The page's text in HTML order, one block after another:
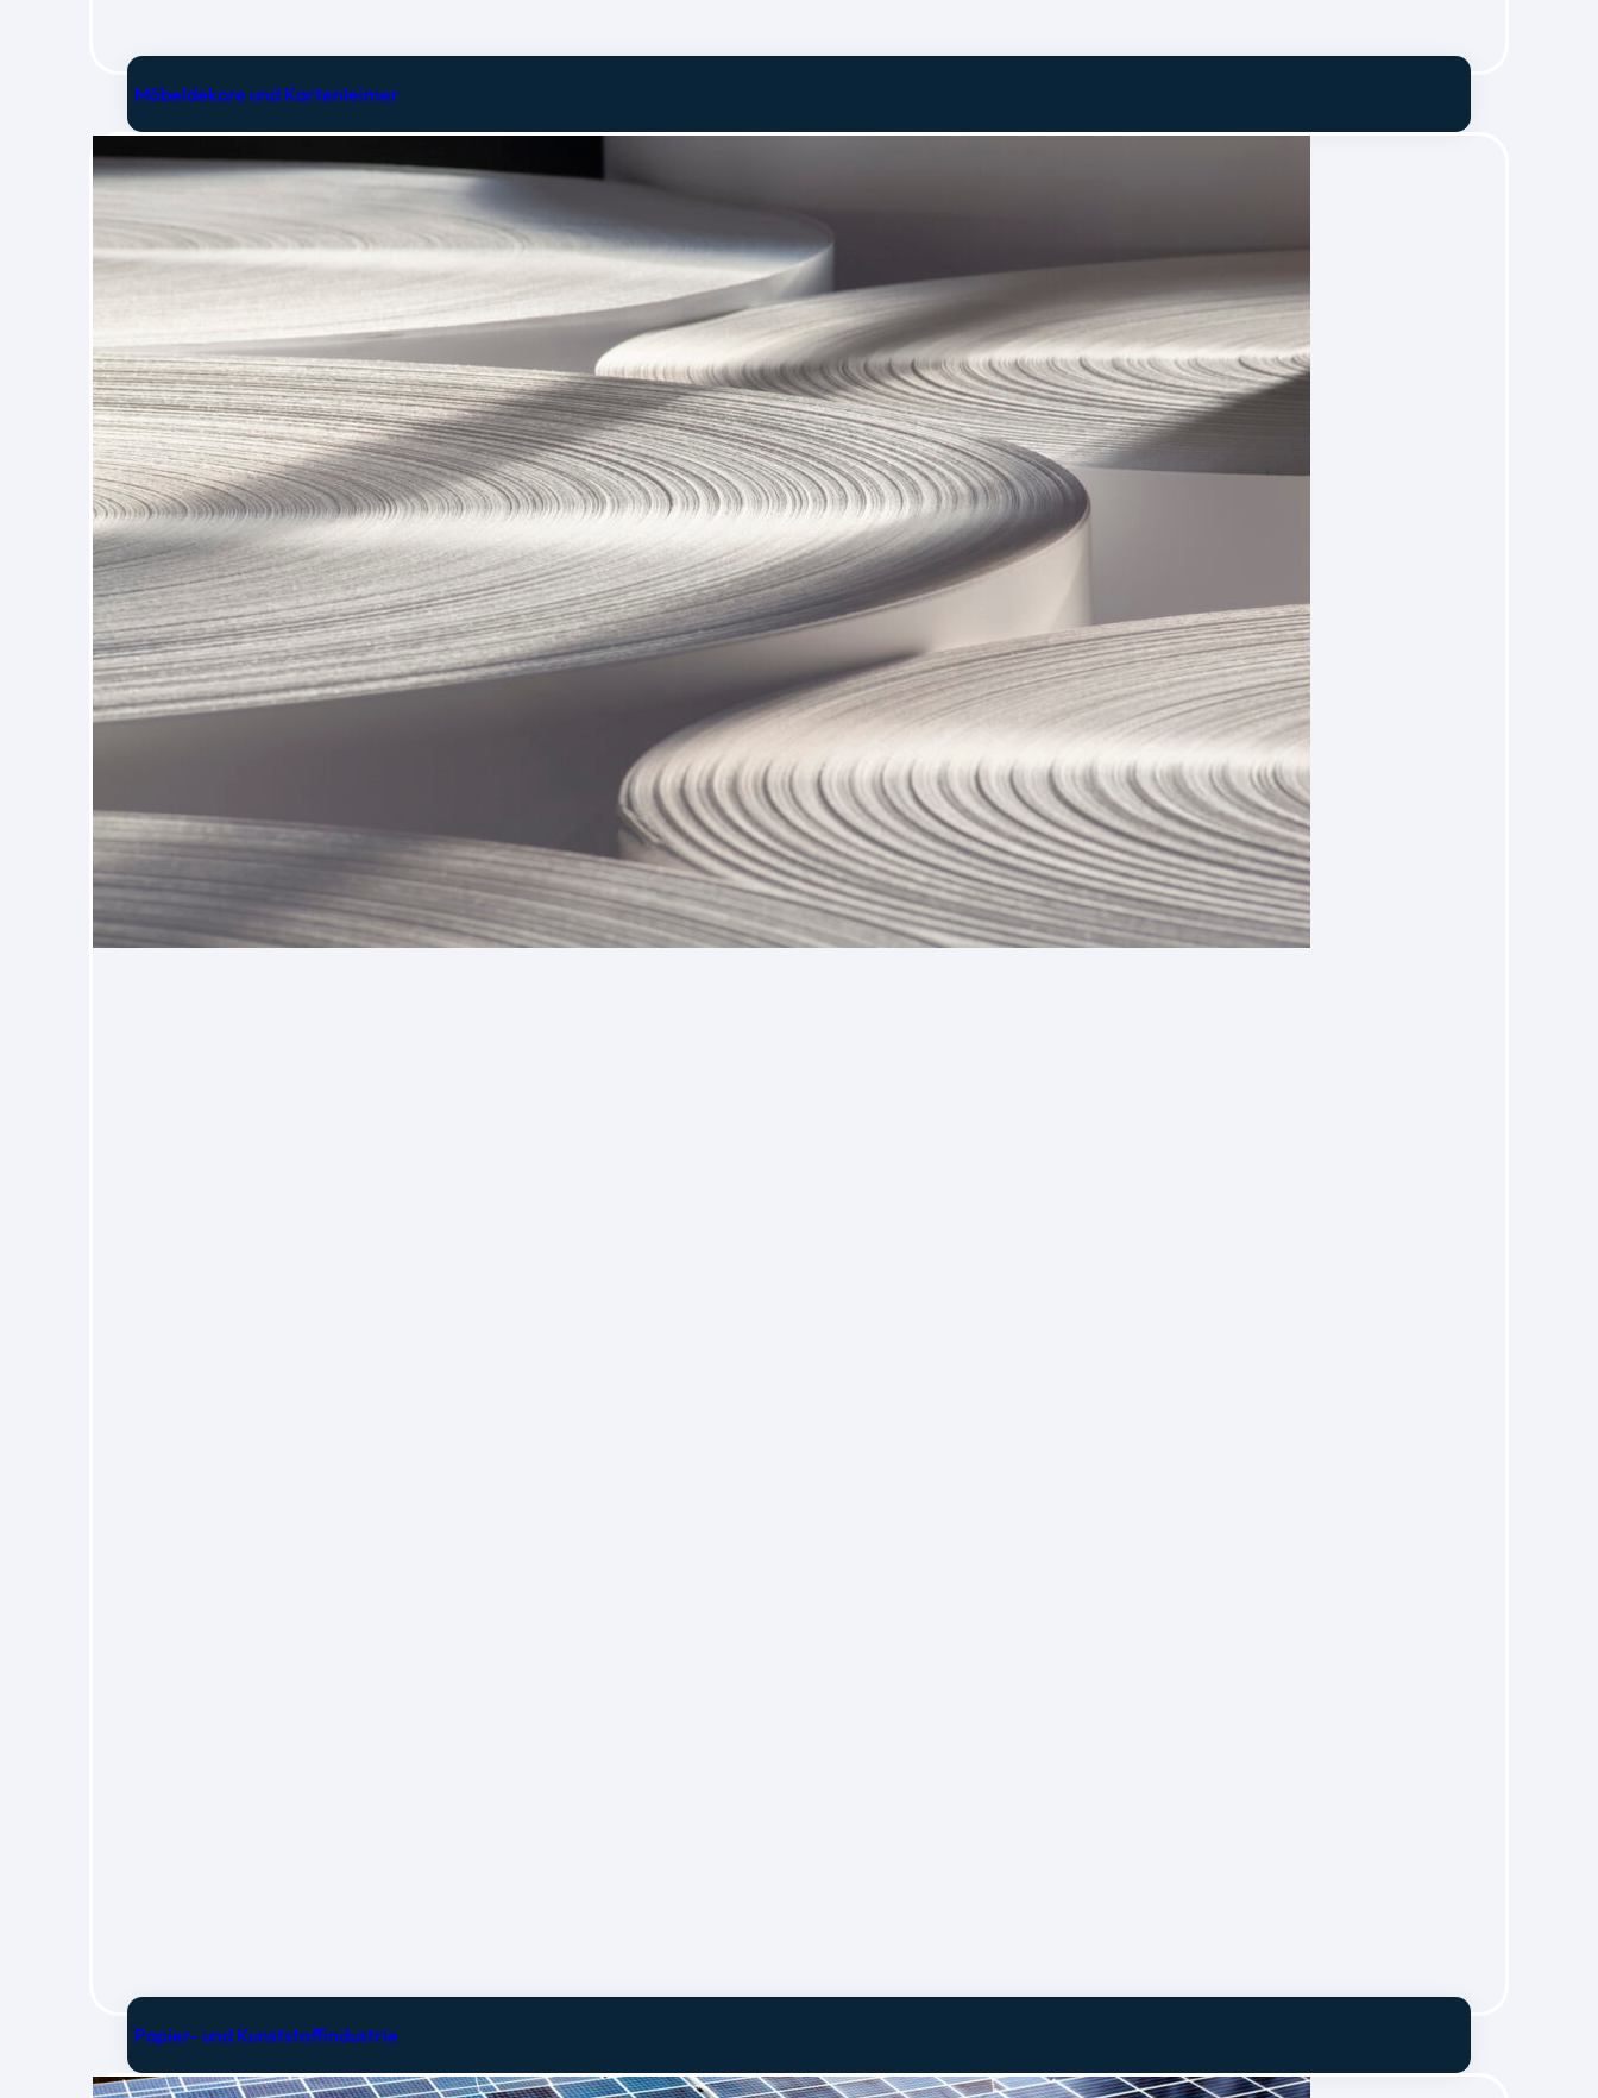
Möbeldekore und Kartenleimer
Papier- und Kunststoffindustrie